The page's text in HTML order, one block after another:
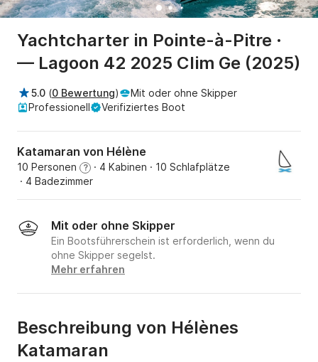
Yachtcharter in Pointe-à-Pitre ·
— Lagoon 42 2025 Clim Ge (2025)
5.0 (0 Bewertung)
Mit oder ohne Skipper
Professionell
Verifiziertes Boot
Katamaran von Hélène
10 Personen ? · 4 Kabinen · 10 Schlafplätze
· 4 Badezimmer
Mit oder ohne Skipper
Ein Bootsführerschein ist erforderlich, wenn du
ohne Skipper segelst.
Mehr erfahren
Beschreibung von Hélènes
Katamaran